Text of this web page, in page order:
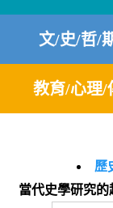
文/史/哲/
教育/心理/
歷
當代史學研究